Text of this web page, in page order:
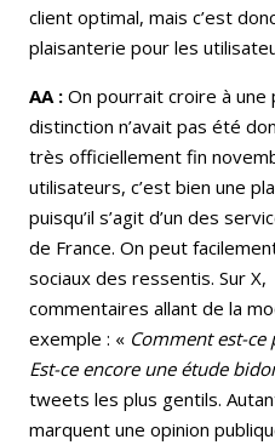
client optimal, mais c’est
plaisanterie pour les
AA : On pourrait croire à
distinction n’avait pas été
très officiellement fin
utilisateurs, c’est bien une
puisqu’il s’agit d’un des
de France. On peut
sociaux des ressentis. Sur
commentaires allant de la
exemple : « Comment est-ce
Est-ce encore une étude
tweets les plus gentils.
marquent une opinion